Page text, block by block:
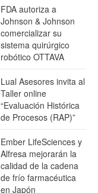
FDA autoriza a
Johnson & Johnson
comercializar su
sistema quirúrgico
robótico OTTAVA
Lual Asesores invita al
Taller online
“Evaluación Histórica
de Procesos (RAP)”
Ember LifeSciences y
Alfresa mejorarán la
calidad de la cadena
de frío farmacéutica
en Japón